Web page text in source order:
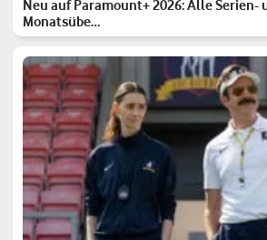
Neu auf Paramount+ 2026: Alle Serien-
Monatsübe…